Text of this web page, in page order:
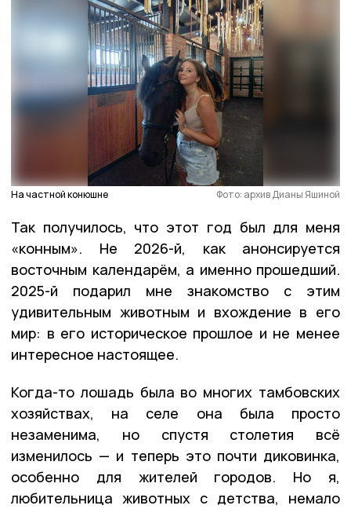
На частной конюшне Фото: архив Дианы Яшиной
Так получилось, что этот год был для меня
«конным». Не 2026-й, как анонсируется
восточным календарём, а именно прошедший.
2025-й подарил мне знакомство с этим
удивительным животным и вхождение в его
мир: в его историческое прошлое и не менее
интересное настоящее.
Когда-то лошадь была во многих тамбовских
хозяйствах, на селе она была просто
незаменима, но спустя столетия всё
изменилось — и теперь это почти диковинка,
особенно для жителей городов. Но я,
любительница животных с детства, немало